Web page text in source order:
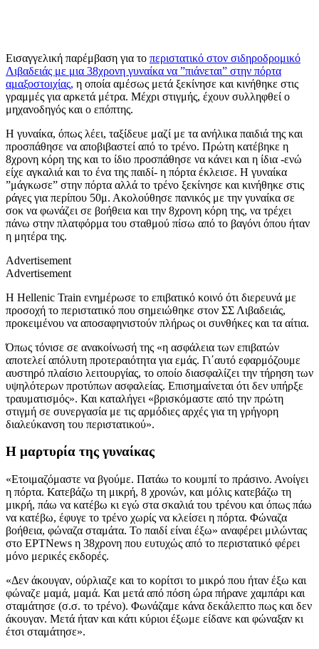
Eισαγγελική παρέμβαση για το περιστατικό στον σιδηροδρομικό
Λιβαδειάς με μια 38χρονη γυναίκα να ”πιάνεται” στην πόρτα
αμαξοστοιχίας, η οποία αμέσως μετά ξεκίνησε και κινήθηκε στις
γραμμές για αρκετά μέτρα. Μέχρι στιγμής, έχουν συλληφθεί ο
μηχανοδηγός και ο επόπτης.
Η γυναίκα, όπως λέει, ταξίδευε μαζί με τα ανήλικα παιδιά της και
προσπάθησε να αποβιβαστεί από το τρένο. Πρώτη κατέβηκε η
8χρονη κόρη της και το ίδιο προσπάθησε να κάνει και η ίδια -ενώ
είχε αγκαλιά και το ένα της παιδί- η πόρτα έκλεισε. Η γυναίκα
”μάγκωσε” στην πόρτα αλλά το τρένο ξεκίνησε και κινήθηκε στις
ράγες για περίπου 50μ. Ακολούθησε πανικός με την γυναίκα σε
σοκ να φωνάζει σε βοήθεια και την 8χρονη κόρη της, να τρέχει
πάνω στην πλατφόρμα του σταθμού πίσω από το βαγόνι όπου ήταν
η μητέρα της.
Advertisement
Advertisement
Η Hellenic Train ενημέρωσε το επιβατικό κοινό ότι διερευνά με
προσοχή το περιστατικό που σημειώθηκε στον ΣΣ Λιβαδειάς,
προκειμένου να αποσαφηνιστούν πλήρως οι συνθήκες και τα αίτια.
Όπως τόνισε σε ανακοίνωσή της «η ασφάλεια των επιβατών
αποτελεί απόλυτη προτεραιότητα για εμάς. Γι΄αυτό εφαρμόζουμε
αυστηρό πλαίσιο λειτουργίας, το οποίο διασφαλίζει την τήρηση των
υψηλότερων προτύπων ασφαλείας. Επισημαίνεται ότι δεν υπήρξε
τραυματισμός». Και καταλήγει «βρισκόμαστε από την πρώτη
στιγμή σε συνεργασία με τις αρμόδιες αρχές για τη γρήγορη
διαλεύκανση του περιστατικού».
Η μαρτυρία της γυναίκας
«Ετοιμαζόμαστε να βγούμε. Πατάω το κουμπί το πράσινο. Ανοίγει
η πόρτα. Κατεβάζω τη μικρή, 8 χρονών, και μόλις κατεβάζω τη
μικρή, πάω να κατέβω κι εγώ στα σκαλιά του τρένου και όπως πάω
να κατέβω, έφυγε το τρένο χωρίς να κλείσει η πόρτα. Φώναζα
βοήθεια, φώναζα σταμάτα. Το παιδί είναι έξω» αναφέρει μιλώντας
στο ΕΡΤNews η 38χρονη που ευτυχώς από το περιστατικό φέρει
μόνο μερικές εκδορές.
«Δεν άκουγαν, ούρλιαζε και το κορίτσι το μικρό που ήταν έξω και
φώναζε μαμά, μαμά. Και μετά από πόση ώρα πήρανε χαμπάρι και
σταμάτησε (σ.σ. το τρένο). Φωνάζαμε κάνα δεκάλεπτο πως και δεν
άκουγαν. Μετά ήταν και κάτι κύριοι έξωμε είδανε και φώναξαν κι
έτσι σταμάτησε».